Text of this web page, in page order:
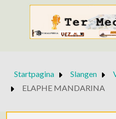
Startpagina Slangen
ELAPHE MANDARINA